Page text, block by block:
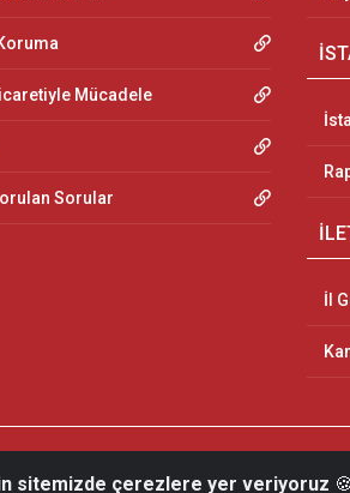
Mücadele
Sorular
İl
sitemizde çerezlere yer veriyoruz